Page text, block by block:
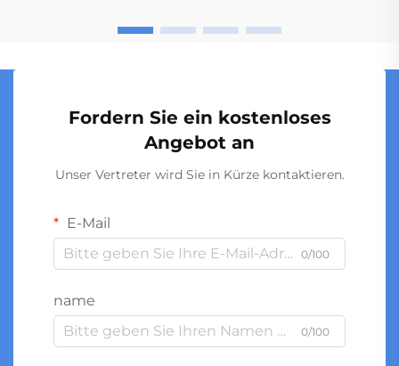
Fordern Sie ein kostenloses
Angebot an
Unser Vertreter wird Sie in Kürze kontaktieren.
E-Mail
0/100
name
0/100